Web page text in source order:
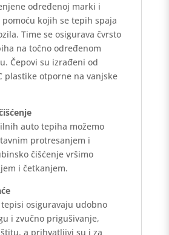
određenoj marki i
kojih se tepih spaja
Time se osigurava čvrsto
na točno određenom
Čepovi su izrađeni od
plastike otporne na vanjske
auto tepiha možemo
protresanjem i
čišćenje vršimo
i četkanjem.
osiguravaju udobno
i zvučno prigušivanje,
a prihvatljivi su i za